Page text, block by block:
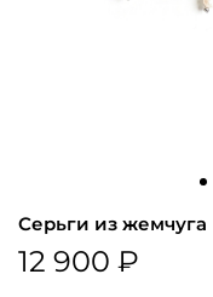
Серьги из жемчуга
12 900 ₽